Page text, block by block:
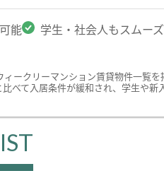
能 学生・社会人もスムー
ークリーマンション賃貸物件一覧
べて入居条件が緩和され、学生や